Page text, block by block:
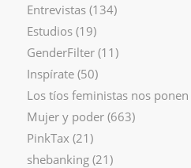
Entrevistas(134)
Estudios(19)
GenderFilter(11)
Inspírate(50)
Los tíos feministas nos ponen
Mujer y poder(663)
PinkTax (21)
shebanking(21)